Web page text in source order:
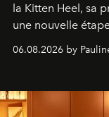
la Kitten Heel, sa
une nouvelle
06.08.2026 by